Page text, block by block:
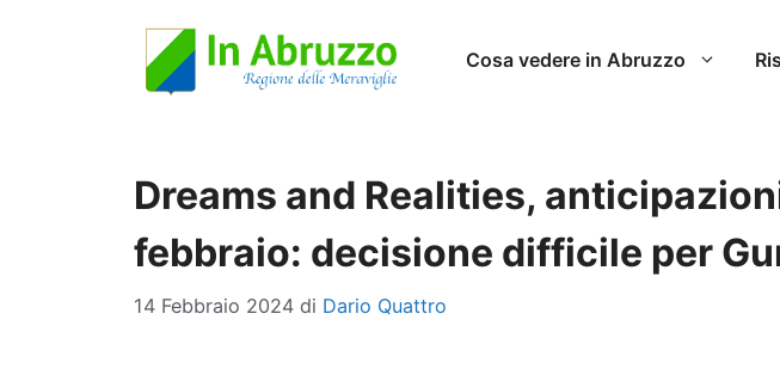
Cosa vedere in Abruzzo
Dreams and Realities,
febbraio: decisione difficile per
14 Febbraio 2024 di Dario Quattro